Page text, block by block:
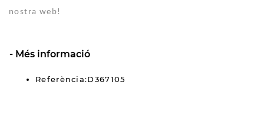
nostra web!
Més informació
Referència:D367105